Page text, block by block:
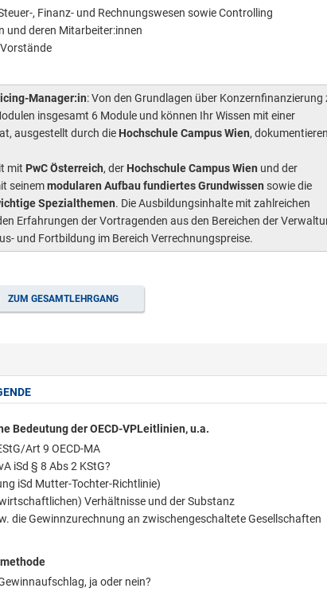
, Finanz- und Rechnungswesen sowie Controlling
und deren Mitarbeiter:innen
Manager:in: Von den Grundlagen über Konzernfinanzierung
insgesamt 6 Module und können Ihr Wissen mit einer
ausgestellt durch die Hochschule Campus Wien,
mit PwC Österreich, der Hochschule Campus Wien und der
seinemmodularen Aufbau fundiertes Grundwissen sowie die
Spezialthemen. Die Ausbildungsinhalte mit zahlreichen
Erfahrungen der Vortragenden aus den Bereichen der
und Fortbildung im Bereich Verrechnungspreise.
ZUM GESAMTLEHRGANG
Bedeutung der OECD-VPLeitlinien, u.a.
Art 9 OECD-MA
iSd § 8 Abs 2 KStG?
iSd Mutter-Tochter-Richtlinie)
Verhältnisse und der Substanz
die Gewinnzurechnung an zwischengeschaltete Gesellschaften
ja oder nein?